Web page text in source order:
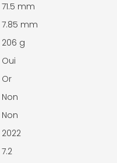
71.5 mm
7.85 mm
206 g
Oui
Or
Non
Non
2022
7.2